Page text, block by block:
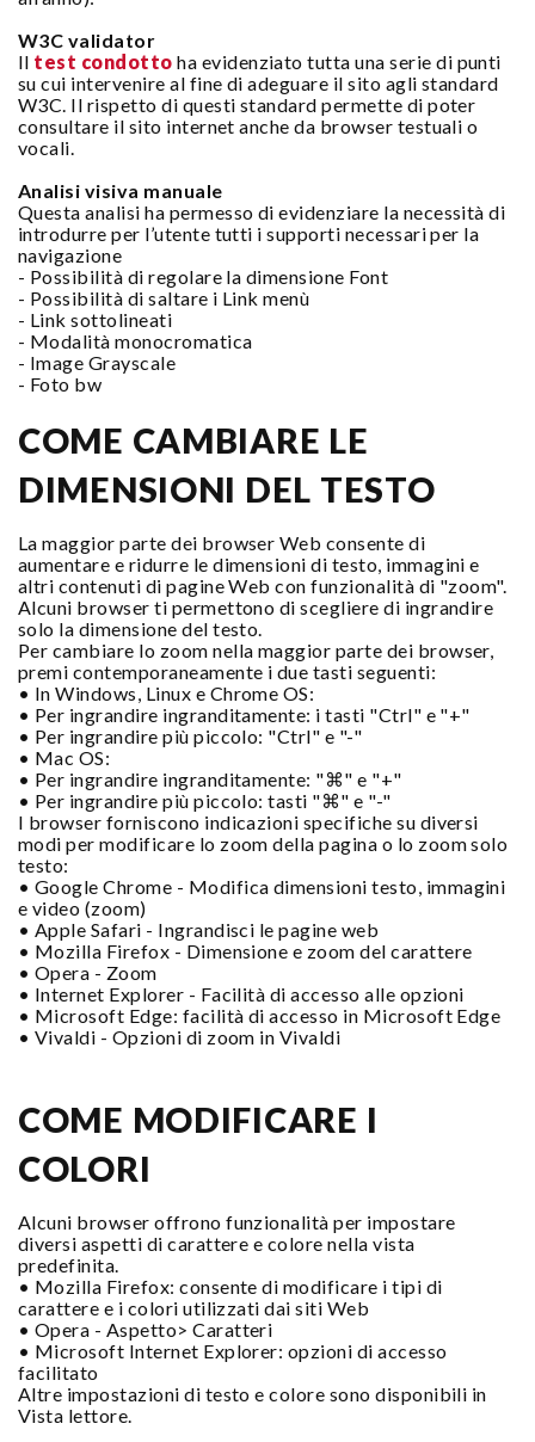
W3C validator
Il test condotto ha evidenziato tutta una serie di punti
su cui intervenire al fine di adeguare il sito agli standard
W3C. Il rispetto di questi standard permette di poter
consultare il sito internet anche da browser testuali o
vocali.
Analisi visiva manuale
Questa analisi ha permesso di evidenziare la necessità di
introdurre per l’utente tutti i supporti necessari per la
navigazione
- Possibilità di regolare la dimensione Font
- Possibilità di saltare i Link menù
- Link sottolineati
- Modalità monocromatica
- Image Grayscale
- Foto bw
COME CAMBIARE LE
DIMENSIONI DEL TESTO
La maggior parte dei browser Web consente di
aumentare e ridurre le dimensioni di testo, immagini e
altri contenuti di pagine Web con funzionalità di "zoom".
Alcuni browser ti permettono di scegliere di ingrandire
solo la dimensione del testo.
Per cambiare lo zoom nella maggior parte dei browser,
premi contemporaneamente i due tasti seguenti:
• In Windows, Linux e Chrome OS:
• Per ingrandire ingranditamente: i tasti "Ctrl" e "+"
• Per ingrandire più piccolo: "Ctrl" e "-"
• Mac OS:
• Per ingrandire ingranditamente: "⌘" e "+"
• Per ingrandire più piccolo: tasti "⌘" e "-"
I browser forniscono indicazioni specifiche su diversi
modi per modificare lo zoom della pagina o lo zoom solo
testo:
• Google Chrome - Modifica dimensioni testo, immagini
e video (zoom)
• Apple Safari - Ingrandisci le pagine web
• Mozilla Firefox - Dimensione e zoom del carattere
• Opera - Zoom
• Internet Explorer - Facilità di accesso alle opzioni
• Microsoft Edge: facilità di accesso in Microsoft Edge
• Vivaldi - Opzioni di zoom in Vivaldi
COME MODIFICARE I
COLORI
Alcuni browser offrono funzionalità per impostare
diversi aspetti di carattere e colore nella vista
predefinita.
• Mozilla Firefox: consente di modificare i tipi di
carattere e i colori utilizzati dai siti Web
• Opera - Aspetto> Caratteri
• Microsoft Internet Explorer: opzioni di accesso
facilitato
Altre impostazioni di testo e colore sono disponibili in
Vista lettore.